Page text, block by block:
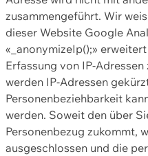
zusammengeführt. Wir
dieser Website Google
«_anonymizeIp();»
Erfassung von IP-
werden IP-Adressen
Personenbeziehbarkeit
werden. Soweit den über
Personenbezug zukommt,
ausgeschlossen und die